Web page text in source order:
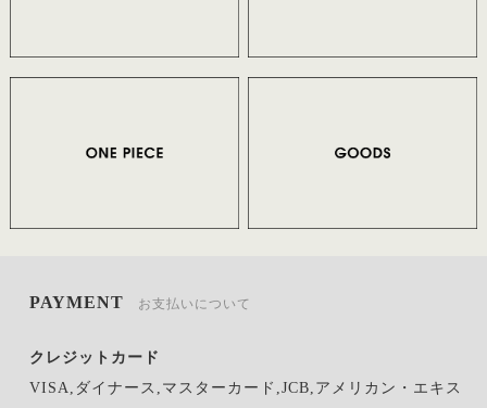
PAYMENT お支払いについて
クレジットカード
VISA,ダイナース,マスターカード,JCB,アメリカン・エキス